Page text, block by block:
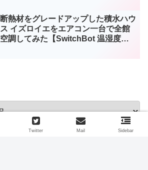
断熱材をグレードアップした積水ハウ
ス イズロイエをエアコン一台で全館
空調してみた【SwitchBot 温湿度計
Twitter Mail Sidebar